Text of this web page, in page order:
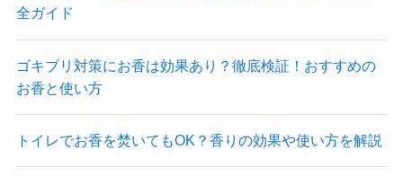
全ガイド
ゴキブリ対策にお香は効果あり？徹底検証！おすすめの
お香と使い方
トイレでお香を焚いてもOK？香りの効果や使い方を解説